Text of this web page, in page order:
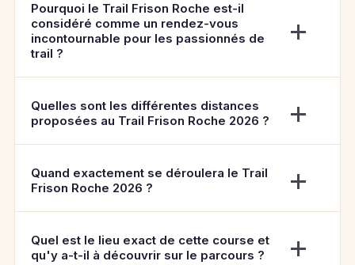
Pourquoi le Trail Frison Roche est-il
considéré comme un rendez-vous
incontournable pour les passionnés de
trail ?
Quelles sont les différentes distances
proposées au Trail Frison Roche 2026 ?
Quand exactement se déroulera le Trail
Frison Roche 2026 ?
Quel est le lieu exact de cette course et
qu'y a-t-il à découvrir sur le parcours ?